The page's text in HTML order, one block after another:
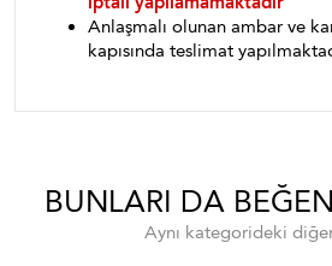
Anlaşmalı olunan ambar ve
kapısında teslimat
BUNLARI DA
Aynı kategorideki